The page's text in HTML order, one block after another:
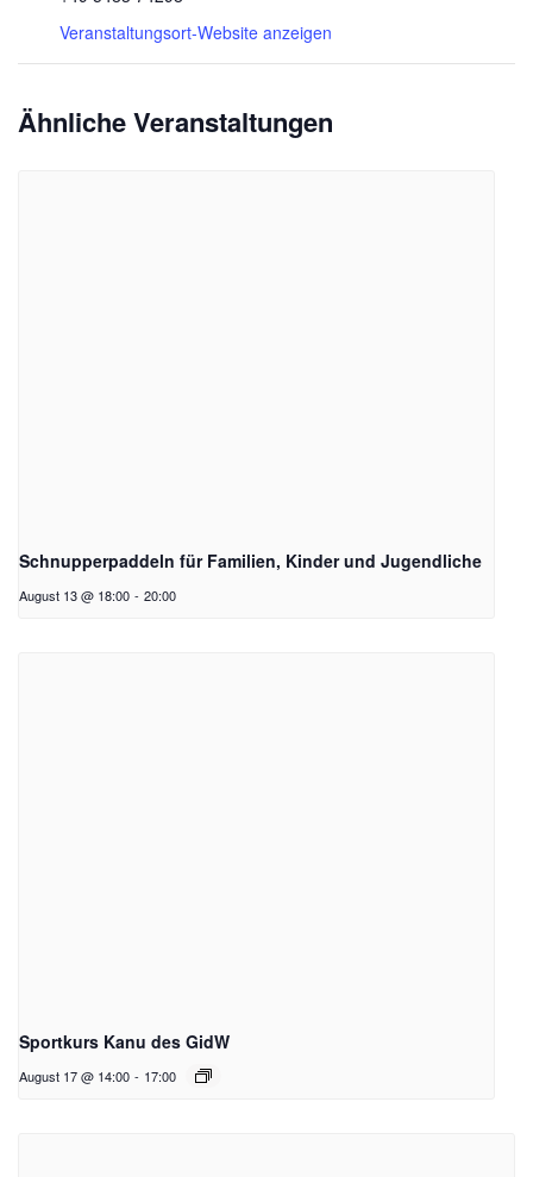
Veranstaltungsort-Website anzeigen
Ähnliche Veranstaltungen
Schnupperpaddeln für Familien, Kinder und Jugendliche
August 13 @ 18:00 - 20:00
Sportkurs Kanu des GidW
August 17 @ 14:00 - 17:00